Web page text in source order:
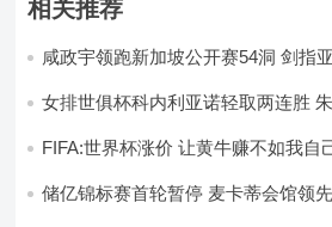
相关推荐
咸政宇领跑新加坡公开赛54洞 剑指
女排世俱杯科内利亚诺轻取两连胜
FIFA:世界杯涨价 让黄牛赚不如我自
储亿锦标赛首轮暂停 麦卡蒂会馆领